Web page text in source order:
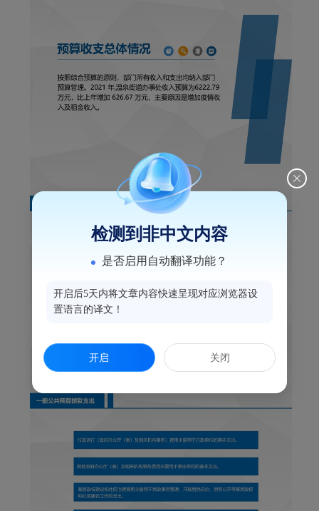
检测到非中文内容
是否启用自动翻译功能？
开启后5天内将文章内容快速呈现对应浏览器设
置语言的译文！
开启 关闭